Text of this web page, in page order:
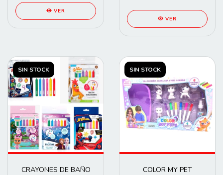
VER
VER
SIN STOCK
CRAYONES DE BAÑO
SIN STOCK
COLOR MY PET